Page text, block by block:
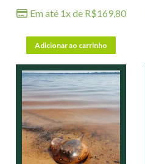
Em até 1x de R$169,80
Adicionar ao carrinho